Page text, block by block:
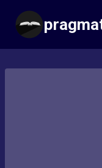
Перейти
содержимому